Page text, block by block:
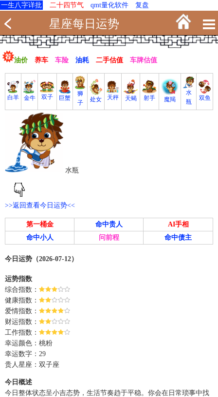
一生八字详批 二十四节气 qmt量化软件 复盘
星座每日运势
油价 养车 车险 油耗 二手估值 车牌估值
白羊 金牛 双子 巨蟹
狮
子
处女 天秤 天蝎 射手 魔羯
水
瓶
双鱼
水瓶
>>返回查看今日运势<<
第一桶金 命中贵人
AI手相
命中小人
问前程 命中债主
今日运势（2026-07-12）
运势指数
综合指数：
健康指数：
爱情指数：
财运指数：
工作指数：
幸运颜色：桃粉
幸运数字：29
贵人星座：双子座
今日概述
今日整体状态呈小吉态势，生活节奏趋于平稳。你会在日常琐事中找